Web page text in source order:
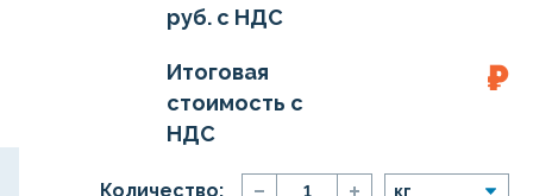
руб. с НДС
Итоговая
стоимость с
НДС
₽
Количество: